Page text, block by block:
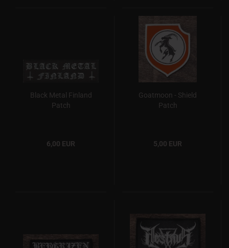
Black Metal Finland
Patch
6,00 EUR
Goatmoon - Shield
Patch
5,00 EUR